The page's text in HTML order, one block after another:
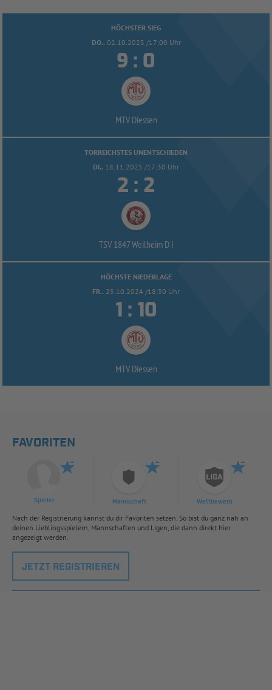
HÖCHSTER SIEG
DO.. 02.10.2025 /17:00 Uhr
 : 
MTV Diessen
TORREICHSTES UNENTSCHIEDEN
DI.. 18.11.2025 /17:30 Uhr
 : 
TSV 1847 Weilheim D I
HÖCHSTE NIEDERLAGE
FR.. 25.10.2024 /18:30 Uhr
 : 
MTV Diessen
FAVORITEN
Spieler Mannschaft Wettbewerb
Nach der Registrierung kannst du dir Favoriten setzen. So bist du ganz nah an
deinen Lieblingsspielern, Mannschaften und Ligen, die dann direkt hier
angezeigt werden.
JETZT REGISTRIEREN